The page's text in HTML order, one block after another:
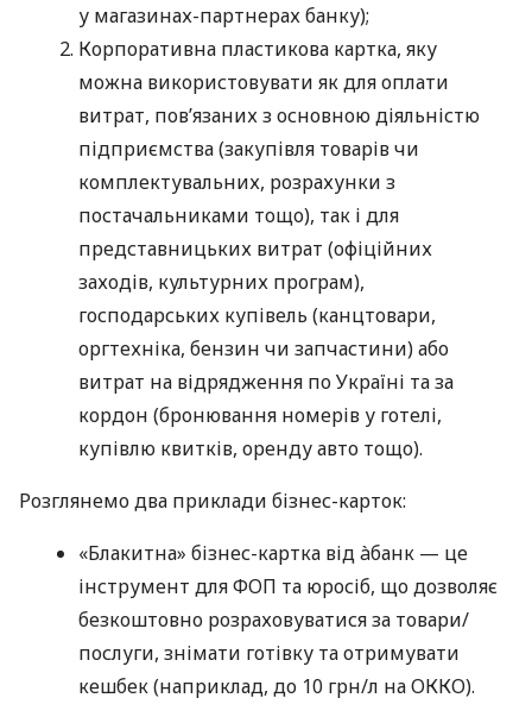
у магазинах-партнерах банку);
Корпоративна пластикова картка, яку
можна використовувати як для оплати
витрат, пов’язаних з основною діяльністю
підприємства (закупівля товарів чи
комплектувальних, розрахунки з
постачальниками тощо), так і для
представницьких витрат (офіційних
заходів, культурних програм),
господарських купівель (канцтовари,
оргтехніка, бензин чи запчастини) або
витрат на відрядження по Україні та за
кордон (бронювання номерів у готелі,
купівлю квитків, оренду авто тощо).
Розглянемо два приклади бізнес-карток:
«Блакитна» бізнес-картка від àбанк — це
інструмент для ФОП та юросіб, що дозволяє
безкоштовно розраховуватися за товари/
послуги, знімати готівку та отримувати
кешбек (наприклад, до 10 грн/л на ОККО).